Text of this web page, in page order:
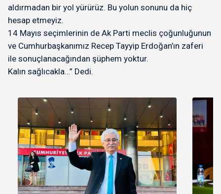
aldırmadan bir yol yürürüz. Bu yolun sonunu da hiç
hesap etmeyiz.
14 Mayıs seçimlerinin de Ak Parti meclis çoğunluğunun
ve Cumhurbaşkanımız Recep Tayyip Erdoğan’ın zaferi
ile sonuçlanacağından şüphem yoktur.
Kalın sağlıcakla…” Dedi.